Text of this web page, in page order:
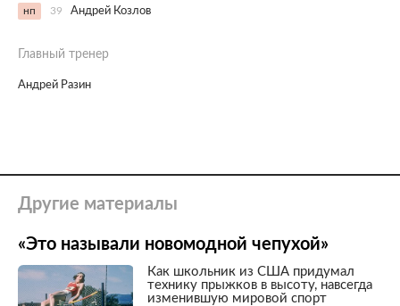
нп 39 Андрей Козлов
Главный тренер
Андрей Разин
Другие материалы
«Это называли новомодной чепухой»
Как школьник из США придумал
технику прыжков в высоту, навсегда
изменившую мировой спорт